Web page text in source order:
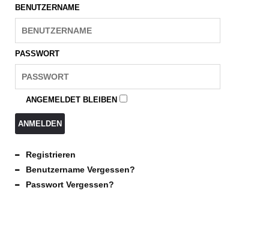
BENUTZERNAME
PASSWORT
ANGEMELDET BLEIBEN
ANMELDEN
Registrieren
Benutzername Vergessen?
Passwort Vergessen?